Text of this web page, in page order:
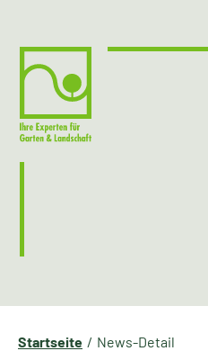
Startseite News-Detail